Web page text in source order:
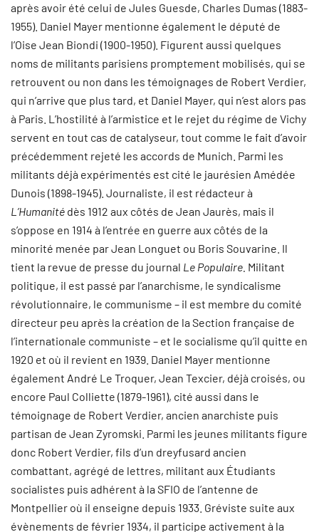
après avoir été celui de Jules Guesde, Charles Dumas (1883-
1955). Daniel Mayer mentionne également le député de
l’Oise Jean Biondi (1900-1950). Figurent aussi quelques
noms de militants parisiens promptement mobilisés, qui se
retrouvent ou non dans les témoignages de Robert Verdier,
qui n’arrive que plus tard, et Daniel Mayer, qui n’est alors pas
à Paris. L’hostilité à l’armistice et le rejet du régime de Vichy
servent en tout cas de catalyseur, tout comme le fait d’avoir
précédemment rejeté les accords de Munich. Parmi les
militants déjà expérimentés est cité le jaurésien Amédée
Dunois (1898-1945). Journaliste, il est rédacteur à
L’Humanité dès 1912 aux côtés de Jean Jaurès, mais il
s’oppose en 1914 à l’entrée en guerre aux côtés de la
minorité menée par Jean Longuet ou Boris Souvarine. Il
tient la revue de presse du journal Le Populaire. Militant
politique, il est passé par l’anarchisme, le syndicalisme
révolutionnaire, le communisme – il est membre du comité
directeur peu après la création de la Section française de
l’internationale communiste – et le socialisme qu’il quitte en
1920 et où il revient en 1939. Daniel Mayer mentionne
également André Le Troquer, Jean Texcier, déjà croisés, ou
encore Paul Colliette (1879-1961), cité aussi dans le
témoignage de Robert Verdier, ancien anarchiste puis
partisan de Jean Zyromski. Parmi les jeunes militants figure
donc Robert Verdier, fils d’un dreyfusard ancien
combattant, agrégé de lettres, militant aux Étudiants
socialistes puis adhérent à la SFIO de l’antenne de
Montpellier où il enseigne depuis 1933. Gréviste suite aux
évènements de février 1934, il participe activement à la